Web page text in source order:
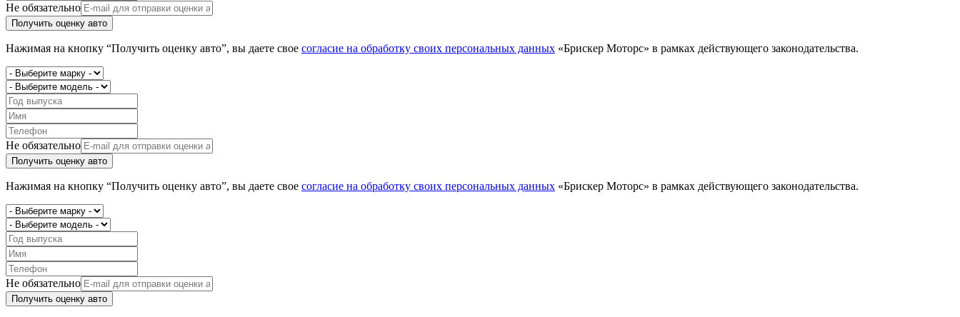
Не обязательно
Получить оценку авто
Нажимая на кнопку “Получить оценку авто”, вы даете свое согласие на обработку своих персональных данных «Брискер Моторс» в рамках действующего законодательства.
Не обязательно
Получить оценку авто
Нажимая на кнопку “Получить оценку авто”, вы даете свое согласие на обработку своих персональных данных «Брискер Моторс» в рамках действующего законодательства.
Не обязательно
Получить оценку авто